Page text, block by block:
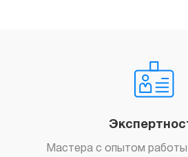
Мастера с опытом работы